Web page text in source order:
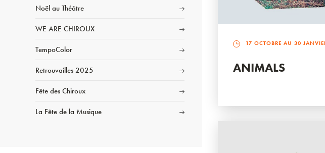
Noël au Théâtre
WE ARE CHIROUX
TempoColor
Retrouvailles 2025
Fête des Chiroux
La Fête de la Musique
17 OCTOBRE AU 30
ANIMALS